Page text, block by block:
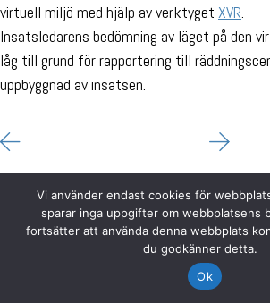
virtuell miljö med hjälp av verktyget XVR.
Insatsledarens bedömning av läget på den
låg till grund för rapportering till
uppbyggnad av insatsen.
Vi använder endast cookies för
sparar inga uppgifter om webbplatsens
fortsätter att använda denna webbplats
du godkänner detta.
Ok